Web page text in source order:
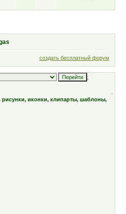
создать бесплатный форум
;
рисунки, иконки, клипарты, шаблоны,